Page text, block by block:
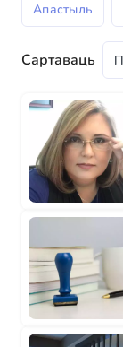
Апастыль
Сартаваць